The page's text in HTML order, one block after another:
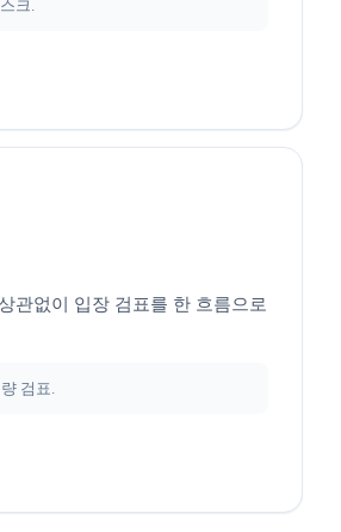
크.
관없이 입장 검표를 한 흐름으로
검표.